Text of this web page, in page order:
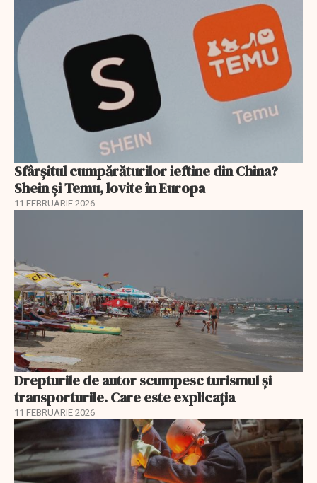
Sfârșitul cumpărăturilor ieftine din China?
Shein și Temu, lovite în Europa
11 FEBRUARIE 2026
Drepturile de autor scumpesc turismul și
transporturile. Care este explicația
11 FEBRUARIE 2026